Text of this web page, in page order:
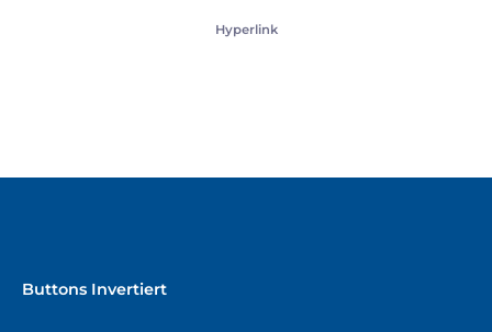
Hyperlink
Buttons Invertiert